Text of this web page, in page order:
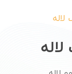
لاله